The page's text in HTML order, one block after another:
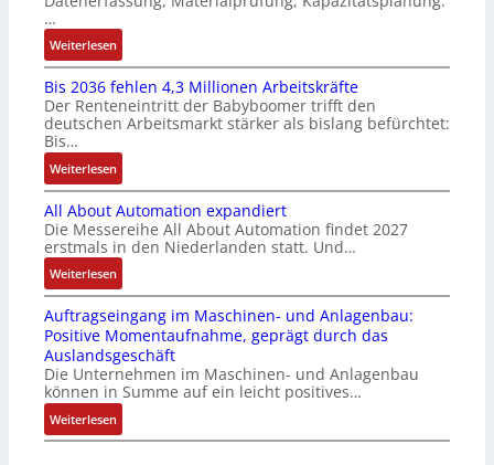
F
a
n
c
C
-
S
y
t
e
m
e
u
n
b
e
ä
t
i
g
R
e
i
f
e
g
a
m
u
l
t
i
v
r
i
b
l
e
S
e
u
e
r
u
n
s
e
I
n
t
e
g
r
a
t
i
o
n
v
o
n
A
G
V
u
n
…
Weiterlesen:
K
I
b
r
a
u
c
h
t
S
t
r
u
k
t
u
r
Bis 2036 fehlen 4,3 Millionen Arbeitskräfte
Der Renteneintritt der Babyboomer trifft den
deutschen Arbeitsmarkt stärker als bislang befürchtet:
Bis…
Weiterlesen:
B
i
s
2
0
3
6
f
e
h
l
e
n
All About Automation expandiert
Die Messereihe All About Automation findet 2027
erstmals in den Niederlanden statt. Und…
Weiterlesen:
A
l
l
A
b
o
u
t
Auftragseingang im Maschinen- und Anlagenbau:
Positive Momentaufnahme, geprägt durch das
Auslandsgeschäft
Die Unternehmen im Maschinen- und Anlagenbau
können in Summe auf ein leicht positives…
Weiterlesen:
A